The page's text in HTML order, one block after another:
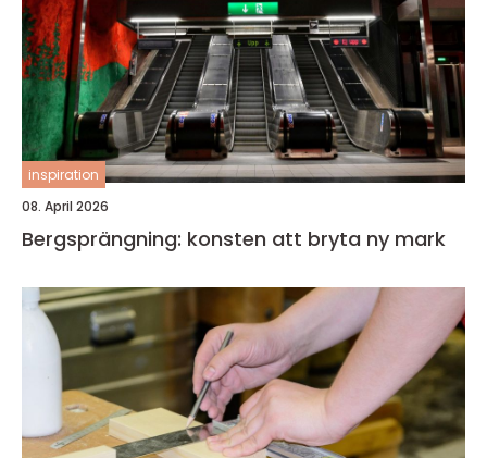
inspiration
08. April 2026
Bergsprängning: konsten att bryta ny mark